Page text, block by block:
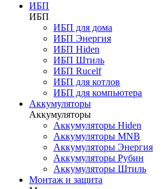
ИБП
ИБП
ИБП для дома
ИБП Энергия
ИБП Hiden
ИБП Штиль
ИБП Rucelf
ИБП для котлов
ИБП для компьютера
Аккумуляторы
Аккумуляторы
Аккумуляторы Hiden
Аккумуляторы MNB
Аккумуляторы Энергия
Аккумуляторы Рубин
Аккумуляторы Штиль
Монтаж и защита